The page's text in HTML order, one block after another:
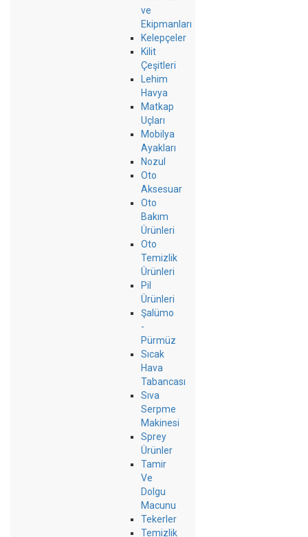
ve
Ekipmanları
Kelepçeler
Kilit
Çeşitleri
Lehim
Havya
Matkap
Uçları
Mobilya
Ayakları
Nozul
Oto
Aksesuar
Oto
Bakım
Ürünleri
Oto
Temizlik
Ürünleri
Pil
Ürünleri
Şalümo
-
Pürmüz
Sıcak
Hava
Tabancası
Sıva
Serpme
Makinesi
Sprey
Ürünler
Tamir
Ve
Dolgu
Macunu
Tekerler
Temizlik